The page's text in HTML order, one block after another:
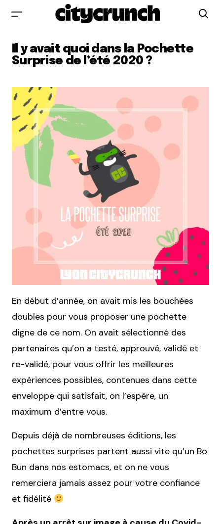
Il y avait quoi dans la Pochette
Surprise de l’été 2020 ?
En début d’année, on avait mis les bouchées
doubles pour vous proposer une pochette
digne de ce nom. On avait sélectionné des
partenaires qu’on a testé, approuvé, validé et
re-validé, pour vous offrir les meilleures
expériences possibles, contenues dans cette
enveloppe qui satisfait, on l’espère, un
maximum d’entre vous.
Depuis déjà de nombreuses éditions, les
pochettes surprises partent aussi vite qu’un Bo
Bun dans nos estomacs, et on ne vous
remerciera jamais assez pour votre confiance
et fidélité